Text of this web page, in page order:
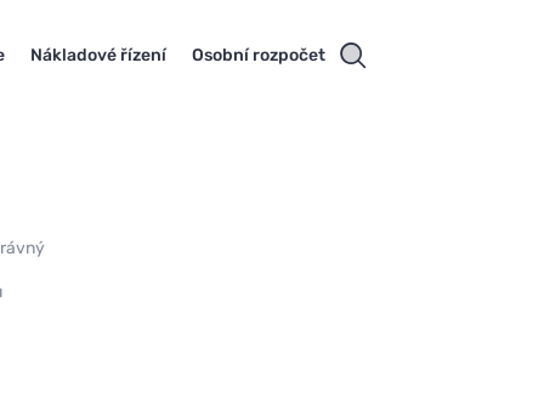
Nákladové řízení Osobní rozpočet